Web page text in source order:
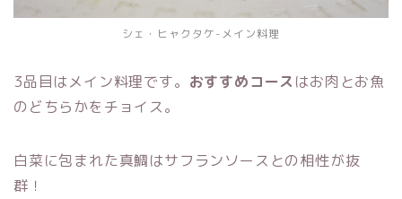
シェ・ヒャクタケ-メイン料理
3品目はメイン料理です。 おすすめコース はお肉とお魚
のどちらかをチョイス。
白菜に包まれた真鯛はサフランソースとの相性が抜
群！